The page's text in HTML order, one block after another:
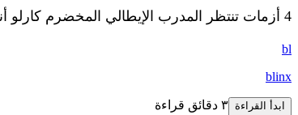
4 أزمات تنتظر المدرب الإيطالي المخضرم كارلو أنشيلوتي عندما يتولى منصب المدير الفني لمنتخب البرازيل خلال الفترة المقبلة.. تعرف على التفاصيل.
bl
blinx
ابدأ القراءة ٣ دقائق قراءة